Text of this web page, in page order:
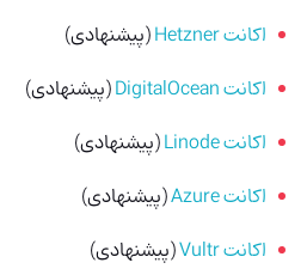
اکانت Hetzner
(پیشنهادی)
اکانت DigitalOcean
(پیشنهادی)
اکانت Linode
(پیشنهادی)
اکانت Azure
(پیشنهادی)
اکانت Vultr
(پیشنهادی)